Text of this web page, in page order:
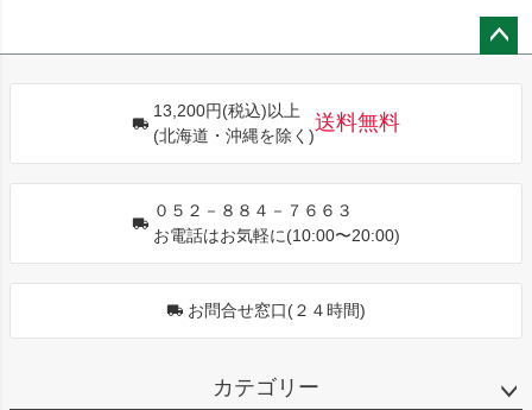
13,200円(税込)以上
(北海道・沖縄を除く)
送料無料
０５２－８８４－７６６３
お電話はお気軽に(10:00〜20:00)
お問合せ窓口(２４時間)
カテゴリー